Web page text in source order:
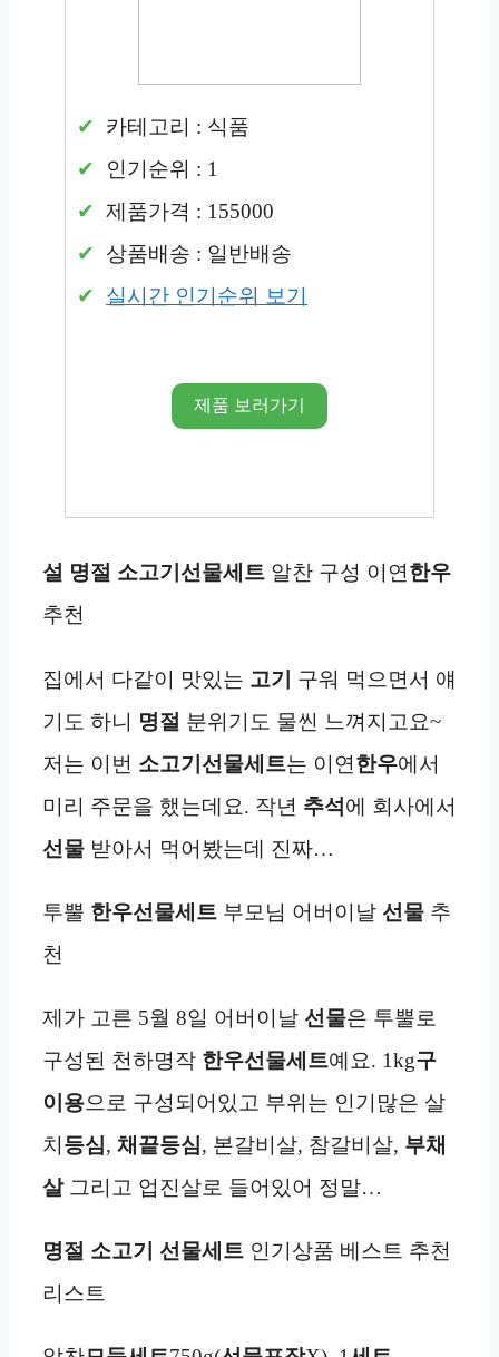
카테고리 : 식품
인기순위 : 1
제품가격 : 155000
상품배송 : 일반배송
실시간 인기순위 보기
제품 보러가기
설 명절 소고기선물세트 알찬 구성 이연한우
추천
집에서 다같이 맛있는 고기
구워 먹으면서 얘
기도 하니 명절 분위기도 물씬 느껴지고요~
저는 이번 소고기선물세트는 이연한우에서
미리 주문을 했는데요. 작년 추석 에 회사에서
선물 받아서 먹어봤는데 진짜…
투뿔 한우선물세트 부모님 어버이날 선물 추
천
제가 고른 5월 8일 어버이날 선물은 투뿔로
구성된 천하명작 한우선물세트예요. 1kg구
이용으로 구성되어있고 부위는 인기많은 살
치 등심, 채끝등심, 본갈비살, 참갈비살, 부채
살그리고 업진살로 들어있어 정말…
명절 소고기 선물세트 인기상품 베스트 추천
리스트